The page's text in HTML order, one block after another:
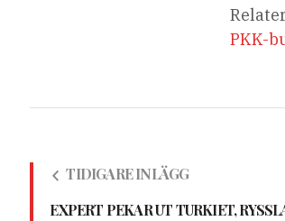
PKK-
TIDIGARE INLÄGG
EXPERT PEKAR UT TURKIET,